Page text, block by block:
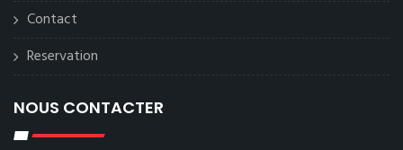
Contact
Reservation
NOUS CONTACTER